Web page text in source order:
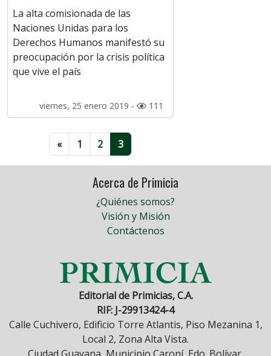
La alta comisionada de las
Naciones Unidas para los
Derechos Humanos manifestó su
preocupación por la crisis política
que vive el país
viernes, 25 enero 2019 - 111
« 1 2 3
Acerca de Primicia
¿Quiénes somos?
Visión y Misión
Contáctenos
Editorial de Primicias, C.A.
RIF: J-29913424-4
Calle Cuchivero, Edificio Torre Atlantis, Piso Mezanina 1,
Local 2, Zona Alta Vista.